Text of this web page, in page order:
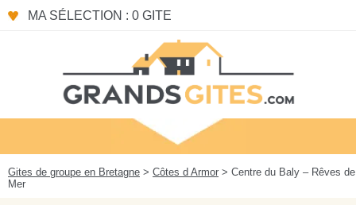
MA SÉLECTION : 0 GITE
Gites de groupe en Bretagne > Côtes d Armor > Centre du Baly – Rêves de
Mer
Panneau de gestion des cookies